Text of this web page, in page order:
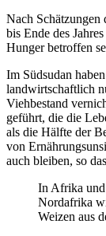
Nach Schätzungen
bis Ende des
Hunger betroffen
Im Südsudan
landwirtschaftlich
Viehbestand
geführt, die die
als die Hälfte der
von
auch bleiben, so
In Afrika und
Nordafrika
Weizen aus